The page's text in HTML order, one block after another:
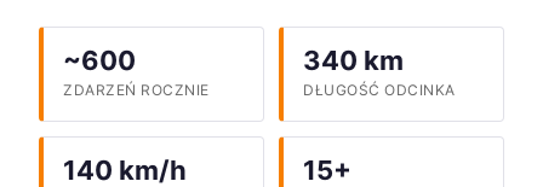
~600
ZDARZEŃ ROCZNIE
340 km
DŁUGOŚĆ ODCINKA
140 km/h 15+